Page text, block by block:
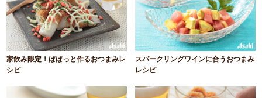
家飲み限定！ぱぱっと作るおつまみレ
シピ
スパークリングワインに合うおつまみ
レシピ